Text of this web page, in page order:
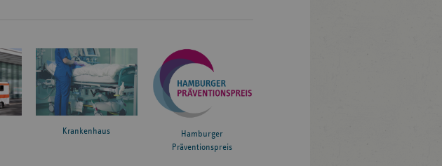
Krankenhaus
Hamburger
Präventionspreis